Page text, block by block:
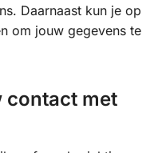
Daarnaast kun je op
om jouw gegevens te
contact met